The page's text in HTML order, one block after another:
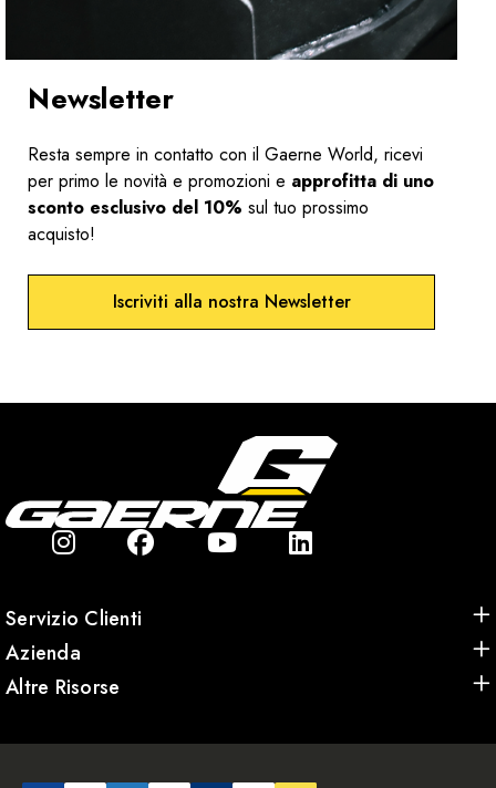
Newsletter
Resta sempre in contatto con il Gaerne World, ricevi
per primo le novità e promozioni e approfitta di uno
sconto esclusivo del 10% sul tuo prossimo
acquisto!
Iscriviti alla nostra Newsletter
Servizio Clienti
Azienda
Altre Risorse